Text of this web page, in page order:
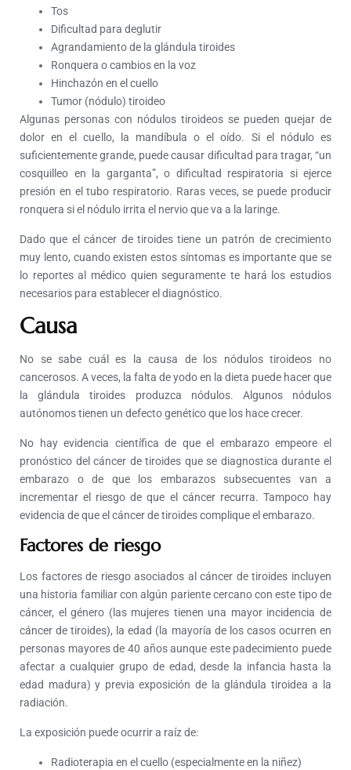
Tos
Dificultad para deglutir
Agrandamiento de la glándula tiroides
Ronquera o cambios en la voz
Hinchazón en el cuello
Tumor (nódulo) tiroideo
Algunas personas con nódulos tiroideos se pueden quejar de
dolor en el cuello, la mandíbula o el oído. Si el nódulo es
suficientemente grande, puede causar dificultad para tragar, “un
cosquilleo en la garganta”, o dificultad respiratoria si ejerce
presión en el tubo respiratorio. Raras veces, se puede producir
ronquera si el nódulo irrita el nervio que va a la laringe.
Dado que el cáncer de tiroides tiene un patrón de crecimiento
muy lento, cuando existen estos síntomas es importante que se
lo reportes al médico quien seguramente te hará los estudios
necesarios para establecer el diagnóstico.
Causa
No se sabe cuál es la causa de los nódulos tiroideos no
cancerosos. A veces, la falta de yodo en la dieta puede hacer que
la glándula tiroides produzca nódulos. Algunos nódulos
autónomos tienen un defecto genético que los hace crecer.
No hay evidencia científica de que el embarazo empeore el
pronóstico del cáncer de tiroides que se diagnostica durante el
embarazo o de que los embarazos subsecuentes van a
incrementar el riesgo de que el cáncer recurra. Tampoco hay
evidencia de que el cáncer de tiroides complique el embarazo.
Factores de riesgo
Los factores de riesgo asociados al cáncer de tiroides incluyen
una historia familiar con algún pariente cercano con este tipo de
cáncer, el género (las mujeres tienen una mayor incidencia de
cáncer de tiroides), la edad (la mayoría de los casos ocurren en
personas mayores de 40 años aunque este padecimiento puede
afectar a cualquier grupo de edad, desde la infancia hasta la
edad madura) y previa exposición de la glándula tiroidea a la
radiación.
La exposición puede ocurrir a raíz de:
Radioterapia en el cuello (especialmente en la niñez)